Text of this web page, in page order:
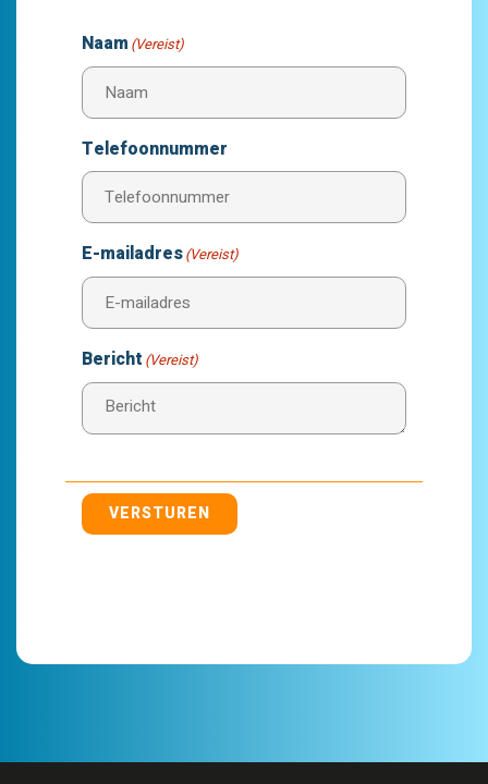
Naam (Vereist)
Telefoonnummer
E-mailadres(Vereist)
Bericht (Vereist)
VERSTUREN